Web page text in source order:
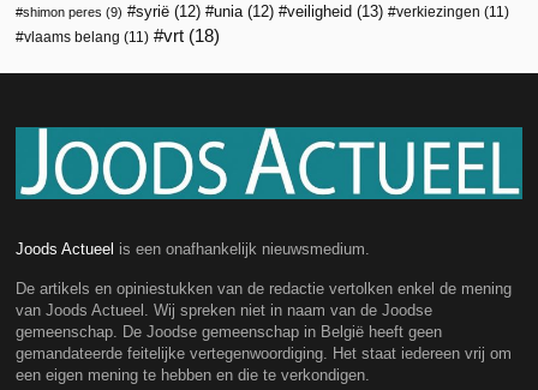
shimon peres (9) syrië (12) unia (12) veiligheid (13) verkiezingen (11)
vlaams belang (11) vrt (18)
Joods Actueel is een onafhankelijk nieuwsmedium.
De artikels en opiniestukken van de redactie vertolken enkel de mening
van Joods Actueel. Wij spreken niet in naam van de Joodse
gemeenschap. De Joodse gemeenschap in België heeft geen
gemandateerde feitelijke vertegenwoordiging. Het staat iedereen vrij om
een eigen mening te hebben en die te verkondigen.